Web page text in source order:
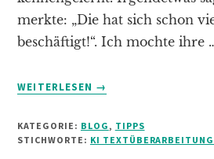
merkte: „Die hat sich schon
beschäftigt!“. Ich mochte ihre
WEITERLESEN
INFOS
KI
→
KATEGORIE: BLOG, TIPPS
STICHWORTE: KI